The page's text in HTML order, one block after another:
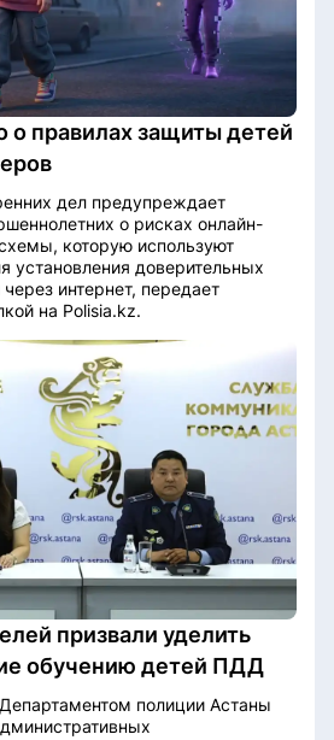
правилах защиты детей
дел предупреждает
о рисках онлайн-
которую используют
установления доверительных
интернет, передает
на Polisia.kz.
призвали уделить
обучению детей ПДД
полиции Астаны